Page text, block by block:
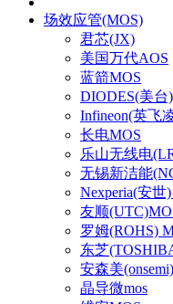
场效应管(MOS)
君芯(JX)
美国万代AOS
蓝箭MOS
DIODES(美台
Infineon(英飞
长电MOS
乐山无线电
无锡新洁能
Nexperia(安世
友顺
罗姆(ROHS)
东芝
安森美
晶导微mos